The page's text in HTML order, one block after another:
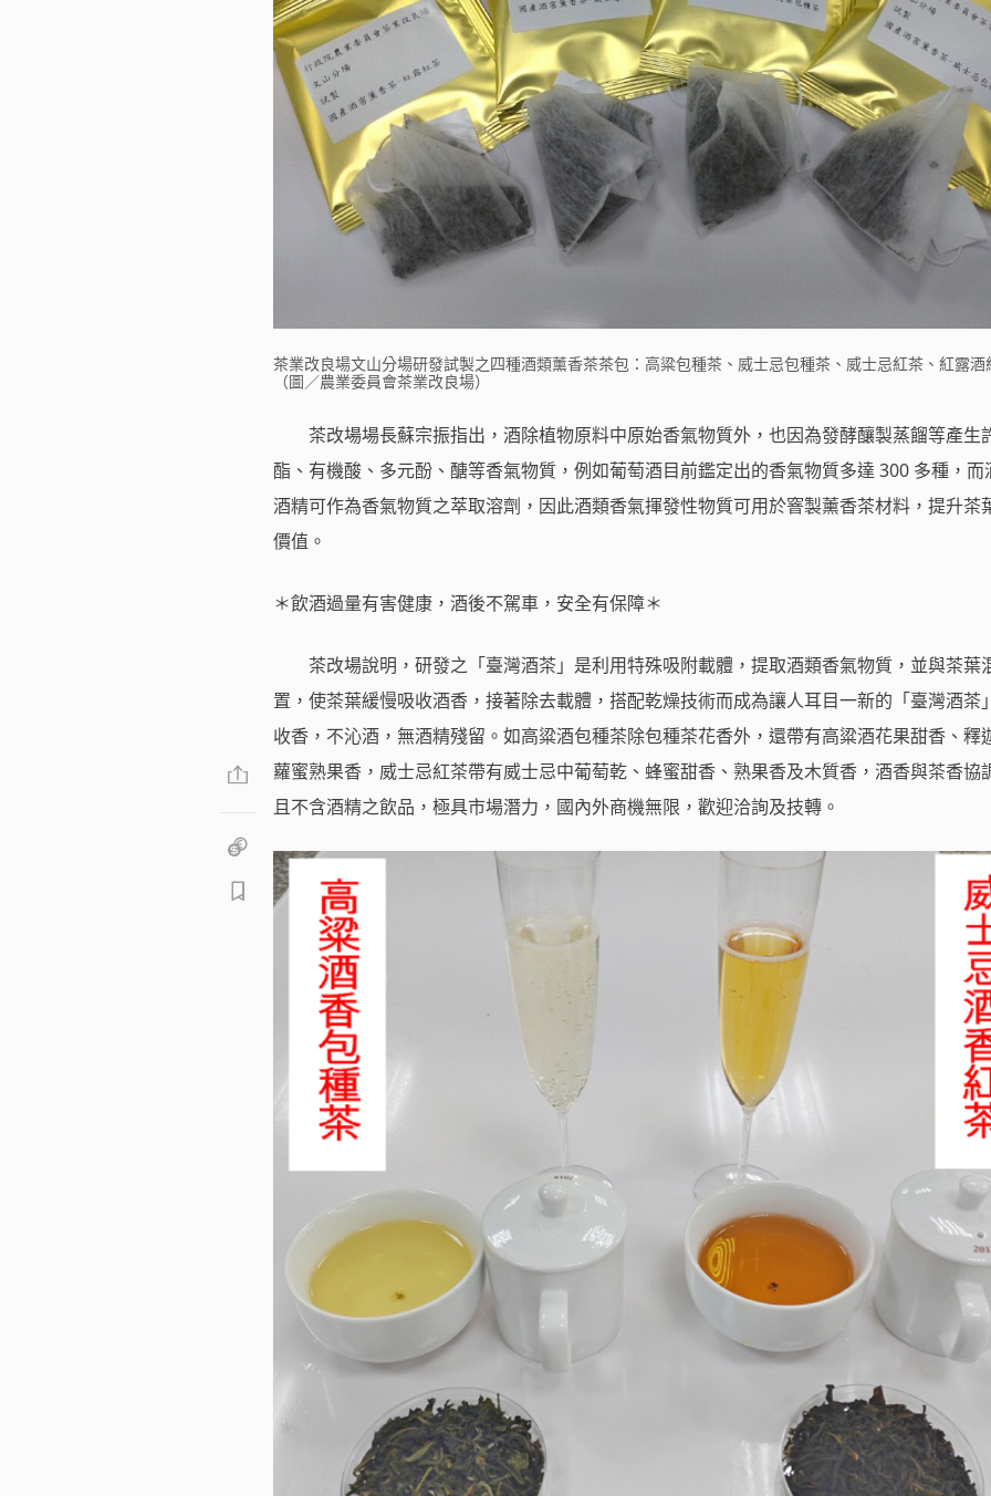
茶業改良場文山分場研發試製之四種酒類薰香茶茶包：高粱包種茶、威士忌包種茶、威士忌紅茶、紅露酒
（圖／農業委員會茶業改良場）
茶改場場長蘇宗振指出，酒除植物原料中原始香氣物質外，也因為發酵釀製蒸餾等產生
酯、有機酸、多元酚、醣等香氣物質，例如葡萄酒目前鑑定出的香氣物質多達 300 多種，而
酒精可作為香氣物質之萃取溶劑，因此酒類香氣揮發性物質可用於窨製薰香茶材料，提升茶
價值。
＊飲酒過量有害健康，酒後不駕車，安全有保障＊
茶改場說明，研發之「臺灣酒茶」是利用特殊吸附載體，提取酒類香氣物質，並與茶葉
置，使茶葉緩慢吸收酒香，接著除去載體，搭配乾燥技術而成為讓人耳目一新的「臺灣酒茶
收香，不沁酒，無酒精殘留。如高粱酒包種茶除包種茶花香外，還帶有高粱酒花果甜香、釋
蘿蜜熟果香，威士忌紅茶帶有威士忌中葡萄乾、蜂蜜甜香、熟果香及木質香，酒香與茶香協
且不含酒精之飲品，極具市場潛力，國內外商機無限，歡迎洽詢及技轉。